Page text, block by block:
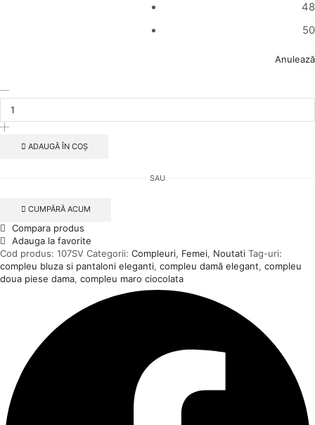
48
50
Anulează
Compleu
Dama
Maro
Pantaloni
ADAUGĂ ÎN COȘ
SAU
CUMPĂRĂ ACUM
Compara produs
Adauga la favorite
Cod produs: 107SV Categorii: Compleuri, Femei, Noutati Tag-uri:
compleu bluza si pantaloni eleganti, compleu damă elegant, compleu
doua piese dama, compleu maro ciocolata